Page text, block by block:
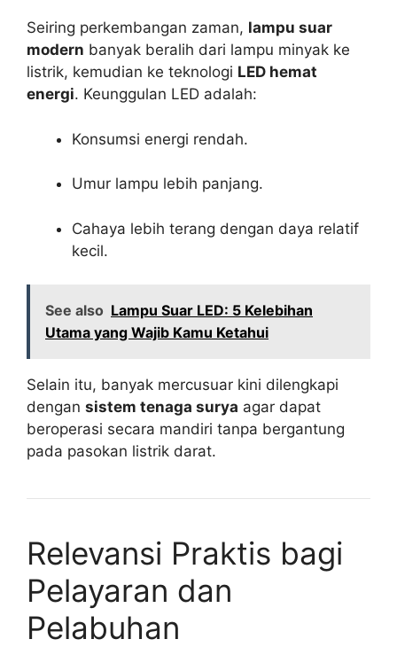
Seiring perkembangan zaman, lampu suar
modern banyak beralih dari lampu minyak ke
listrik, kemudian ke teknologi LED hemat
energi. Keunggulan LED adalah:
Konsumsi energi rendah.
Umur lampu lebih panjang.
Cahaya lebih terang dengan daya relatif
kecil.
See also Lampu Suar LED: 5 Kelebihan
Utama yang Wajib Kamu Ketahui
Selain itu, banyak mercusuar kini dilengkapi
dengan sistem tenaga surya agar dapat
beroperasi secara mandiri tanpa bergantung
pada pasokan listrik darat.
Relevansi Praktis bagi
Pelayaran dan
Pelabuhan